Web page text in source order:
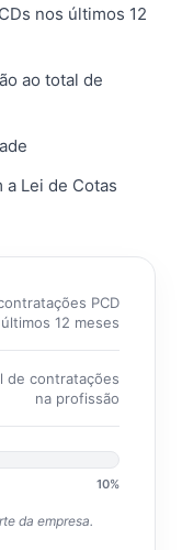
nos últimos 12
ao total de
Lei de Cotas
PCD
últimos 12 meses
de contratações
na profissão
10%
da empresa.